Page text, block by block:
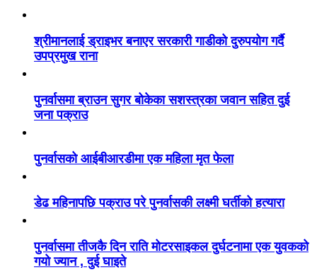
श्रीमानलाई ड्राइभर बनाएर सरकारी गाडीको दुरुपयोग गर्दै
उपप्रमुख राना
पुनर्वासमा ब्राउन सुगर बोकेका सशस्त्रका जवान सहित दुई
जना पक्राउ
पुनर्वासको आईबीआरडीमा एक महिला मृत फेला
डेढ महिनापछि पक्राउ परे पुनर्वासकी लक्ष्मी घर्तीको हत्यारा
पुनर्वासमा तीजकै दिन राति मोटरसाइकल दुर्घटनामा एक युवकको
गयो ज्यान , दुई घाइते